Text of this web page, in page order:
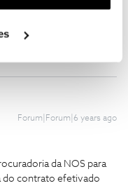
"Configurar
Forum|Forum|6 years ago
da NOS para
do contrato efetivado